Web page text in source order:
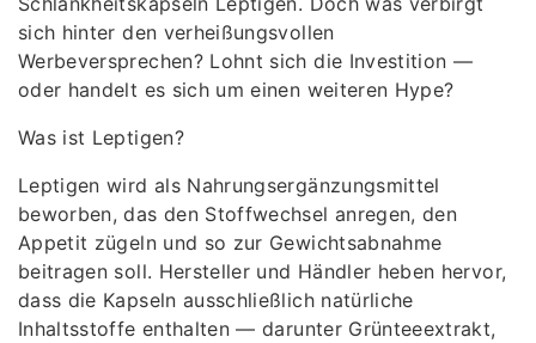
sich hinter den verheißungsvollen
Werbeversprechen? Lohnt sich die Investition —
oder handelt es sich um einen weiteren Hype?
Was ist Leptigen?
Leptigen wird als Nahrungsergänzungsmittel
beworben, das den Stoffwechsel anregen, den
Appetit zügeln und so zur Gewichtsabnahme
beitragen soll. Hersteller und Händler heben hervor,
dass die Kapseln ausschließlich natürliche
Inhaltsstoffe enthalten — darunter Grünteeextrakt,